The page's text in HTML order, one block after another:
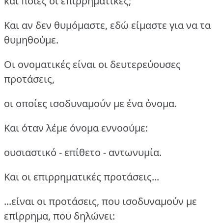
Και αν δεν θυμόμαστε, εδώ είμαστε για να τα
θυμηθούμε.
Οι ονοματικές είναι οι δευτερεύουσες
προτάσεις,
οι οποίες ισοδυναμούν με ένα όνομα.
Και όταν λέμε όνομα εννοούμε:
ουσιαστικό - επίθετο - αντωνυμία.
Και οι επιρρηματικές προτάσεις...
...είναι οι προτάσεις, που ισοδυναμούν με
επίρρημα, που δηλώνει: